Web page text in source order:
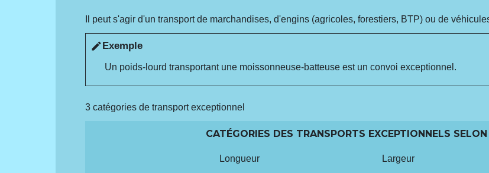
Il peut s'agir d'un transport de marchandises, d'engins (agricoles, forestiers, BTP) ou de
editExemple
Un poids-lourd transportant une moissonneuse-batteuse est un convoi exceptionnel.
3 catégories de transport exceptionnel
CATÉGORIES DES TRANSPORTS EXCEPTIONNELS
Longueur Largeur